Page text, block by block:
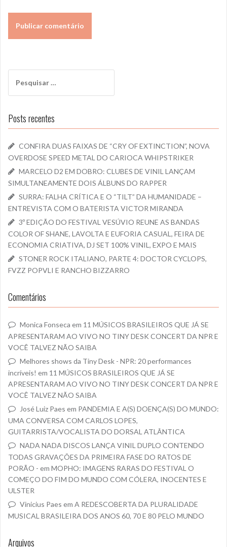
por:
Posts recentes
CONFIRA DUAS FAIXAS DE “CRY OF EXTINCTION”, NOVA
OVERDOSE SPEED METAL DO CARIOCA WHIPSTRIKER
MARCELO D2 EM DOBRO: CLUBES DE VINIL LANÇAM
SIMULTANEAMENTE DOIS ÁLBUNS DO RAPPER
SURRA: FALHA CRÍTICA E O “TILT” DA HUMANIDADE –
ENTREVISTA COM O BATERISTA VICTOR MIRANDA
3º EDIÇÃO DO FESTIVAL VESÚVIO REUNE AS BANDAS
COLOR OF SHANE, LAVOLTA E EUFORIA CASUAL, FEIRA DE
ECONOMIA CRIATIVA, DJ SET 100% VINIL, EXPO E MAIS
STONER ROCK ITALIANO, PARTE 4: DOCTOR CYCLOPS,
FVZZ POPVLI E RANCHO BIZZARRO
Comentários
Monica Fonseca em 11 MÚSICOS BRASILEIROS QUE JÁ SE
APRESENTARAM AO VIVO NO TINY DESK CONCERT DA NPR E
VOCÊ TALVEZ NÃO SAIBA
Melhores shows da Tiny Desk - NPR: 20 performances
incríveis! em 11 MÚSICOS BRASILEIROS QUE JÁ SE
APRESENTARAM AO VIVO NO TINY DESK CONCERT DA NPR E
VOCÊ TALVEZ NÃO SAIBA
José Luiz Paes em PANDEMIA E A(S) DOENÇA(S) DO MUNDO:
UMA CONVERSA COM CARLOS LOPES,
GUITARRISTA/VOCALISTA DO DORSAL ATLÂNTICA
NADA NADA DISCOS LANÇA VINIL DUPLO CONTENDO
TODAS GRAVAÇÕES DA PRIMEIRA FASE DO RATOS DE
PORÃO - em MOPHO: IMAGENS RARAS DO FESTIVAL O
COMEÇO DO FIM DO MUNDO COM CÓLERA, INOCENTES E
ULSTER
Vinicius Paes em A REDESCOBERTA DA PLURALIDADE
MUSICAL BRASILEIRA DOS ANOS 60, 70 E 80 PELO MUNDO
Arquivos